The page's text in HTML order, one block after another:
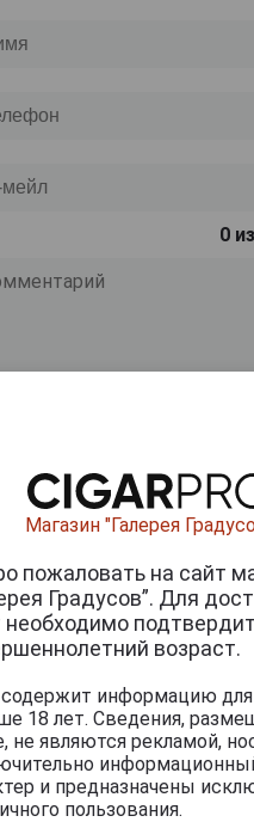
0
Магазин "Галерея
пожаловать на сайт
Градусов”. Для
необходимо
возраст.
информацию для
18 лет. Сведения,
не являются рекламой,
и предназначены
пользования.